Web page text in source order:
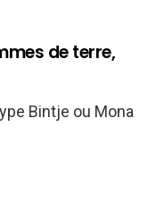
de terre,
Bintje ou Mona